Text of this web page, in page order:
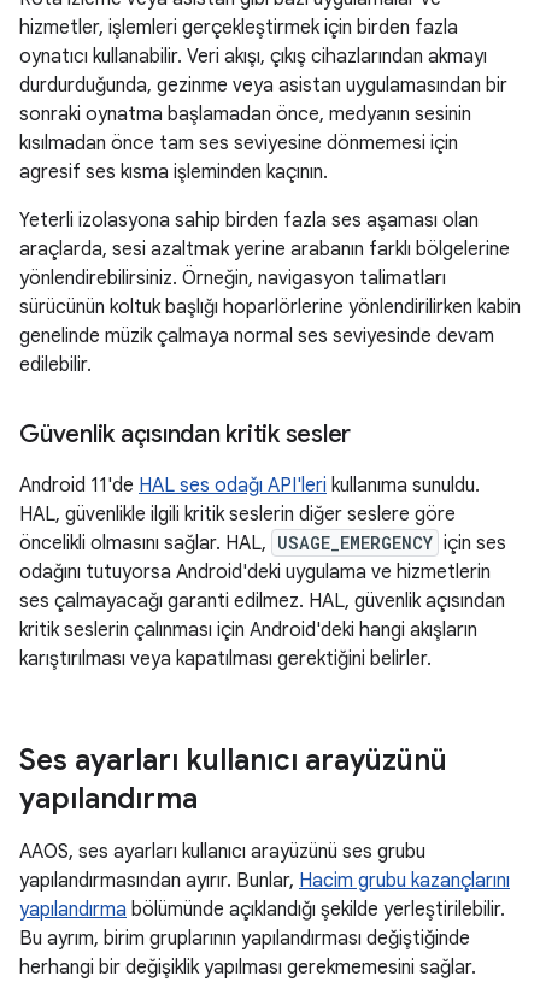
hizmetler, işlemleri gerçekleştirmek için birden fazla
oynatıcı kullanabilir. Veri akışı, çıkış cihazlarından akmayı
durdurduğunda, gezinme veya asistan uygulamasından bir
sonraki oynatma başlamadan önce, medyanın sesinin
kısılmadan önce tam ses seviyesine dönmemesi için
agresif ses kısma işleminden kaçının.
Yeterli izolasyona sahip birden fazla ses aşaması olan
araçlarda, sesi azaltmak yerine arabanın farklı bölgelerine
yönlendirebilirsiniz. Örneğin, navigasyon talimatları
sürücünün koltuk başlığı hoparlörlerine yönlendirilirken kabin
genelinde müzik çalmaya normal ses seviyesinde devam
edilebilir.
Güvenlik açısından kritik sesler
Android 11'de HAL ses odağı API'leri kullanıma sunuldu.
HAL, güvenlikle ilgili kritik seslerin diğer seslere göre
öncelikli olmasını sağlar. HAL, USAGE_EMERGENCY için ses
odağını tutuyorsa Android'deki uygulama ve hizmetlerin
ses çalmayacağı garanti edilmez. HAL, güvenlik açısından
kritik seslerin çalınması için Android'deki hangi akışların
karıştırılması veya kapatılması gerektiğini belirler.
Ses ayarları kullanıcı arayüzünü
yapılandırma
AAOS, ses ayarları kullanıcı arayüzünü ses grubu
yapılandırmasından ayırır. Bunlar, Hacim grubu kazançlarını
yapılandırma bölümünde açıklandığı şekilde yerleştirilebilir.
Bu ayrım, birim gruplarının yapılandırması değiştiğinde
herhangi bir değişiklik yapılması gerekmemesini sağlar.